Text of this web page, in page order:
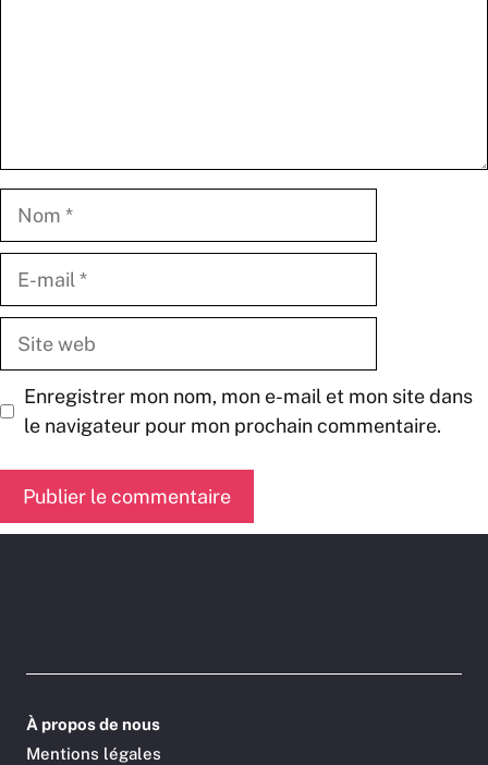
Nom
Site
Enregistrer mon nom, mon e-mail et mon site dans
le navigateur pour mon prochain commentaire.
À propos de nous
Mentions légales